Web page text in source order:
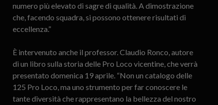
numero più elevato di sagre di qualità. A dimostrazione
che, facendo squadra, si possono ottenere risultati di
eccellenza.”
È intervenuto anche il professor. Claudio Ronco, autore
di un libro sulla storia delle Pro Loco vicentine, che verrà
presentato domenica 19 aprile. “Non un catalogo delle
125 Pro Loco, ma uno strumento per far conoscere le
tante diversità che rappresentano la bellezza del nostro